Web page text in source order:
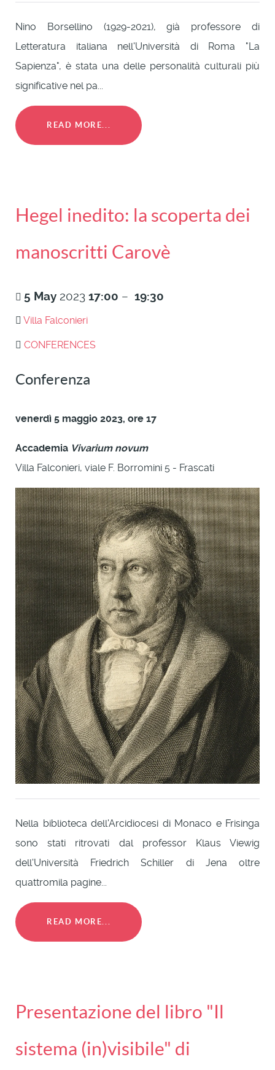
Nino Borsellino (1929-2021), già professore di
Letteratura italiana nell'Università di Roma "La
Sapienza", è stata una delle personalità culturali più
significative nel pa...
READ MORE...
Hegel inedito: la scoperta dei
manoscritti Carovè
5 May 2023 17:00 – 19:30
Villa Falconieri
CONFERENCES
Conferenza
venerdì 5 maggio 2023, ore 17
Accademia Vivarium novum
Villa Falconieri, viale F. Borromini 5 - Frascati
Nella biblioteca dell'Arcidiocesi di Monaco e Frisinga
sono stati ritrovati dal professor Klaus Viewig
dell'Università Friedrich Schiller di Jena oltre
quattromila pagine...
READ MORE...
Presentazione del libro "Il
sistema (in)visibile" di